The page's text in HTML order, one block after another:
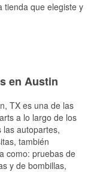
tienda que elegiste y
en Austin
, TX es una de las
a lo largo de los
las autopartes,
también
como: pruebas de
y de bombillas,